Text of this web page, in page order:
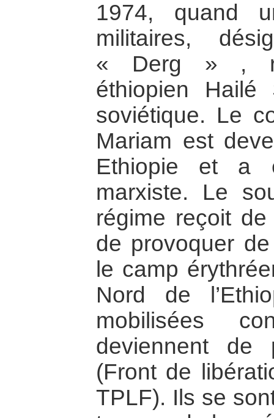
1974, quand
militaires,
« Derg » ,
éthiopien Hailé
soviétique. Le
Mariam est
Ethiopie et a
marxiste. Le
régime reçoit
de provoquer
le camp
Nord de
mobilisées
deviennent
(Front de
TPLF). Ils se